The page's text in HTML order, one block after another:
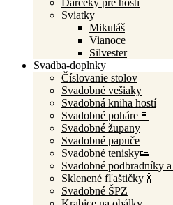
Darčeky pre hostí
Sviatky
Mikuláš
Vianoce
Silvester
Svadba-doplnky
Číslovanie stolov
Svadobné vešiaky
Svadobná kniha hostí
Svadobné poháre🍷
Svadobné župany
Svadobné papuče
Svadobné tenisky👟
Svadobné podbradníky
Sklenené fľaštičky 🍾
Svadobné ŠPZ